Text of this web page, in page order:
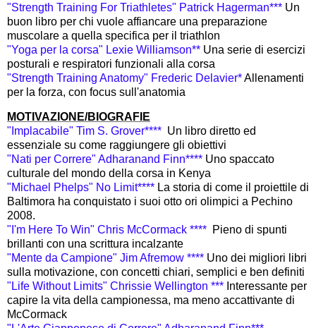
"Strength Training For Triathletes" Patrick Hagerman*** Un
buon libro per chi vuole affiancare una preparazione
muscolare a quella specifica per il triathlon
"Yoga per la corsa" Lexie Williamson** Una serie di esercizi
posturali e respiratori funzionali alla corsa
"Strength Training Anatomy" Frederic Delavier*Allenamenti
per la forza, con focus sull'anatomia
MOTIVAZIONE/BIOGRAFIE
"Implacabile" Tim S. Grover**** Un libro diretto ed
essenziale su come raggiungere gli obiettivi
"Nati per Correre" Adharanand Finn**** Uno spaccato
culturale del mondo della corsa in Kenya
"Michael Phelps" No Limit**** La storia di come il proiettile di
Baltimora ha conquistato i suoi otto ori olimpici a Pechino
2008.
"I'm Here To Win" Chris McCormack **** Pieno di spunti
brillanti con una scrittura incalzante
"Mente da Campione" Jim Afremow **** Uno dei migliori libri
sulla motivazione, con concetti chiari, semplici e ben definiti
"Life Without Limits" Chrissie Wellington *** Interessante per
capire la vita della campionessa, ma meno accattivante di
McCormack